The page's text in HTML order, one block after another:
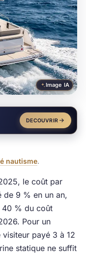
Image IA
DECOUVRIR
nautisme.
le coût par
de 9 % en un an,
40 % du coût
Pour un
payé 3 à 12
statique ne suffit